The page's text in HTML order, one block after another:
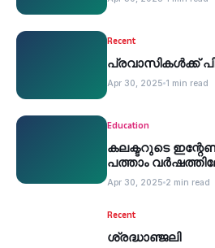
Recent
പ്രവാസികള്‍ക്ക്
Apr 30, 2025 1 min read
Education
കലക്ടറുടെ
പത്താം
Apr 30, 2025 2 min read
Recent
ശ്രദ്ധാഞ്ജലി